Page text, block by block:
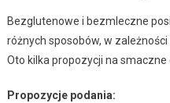
Bezglutenowe i bezmleczne
różnych sposobów, w
Oto kilka propozycji na smaczne
Propozycje podania: